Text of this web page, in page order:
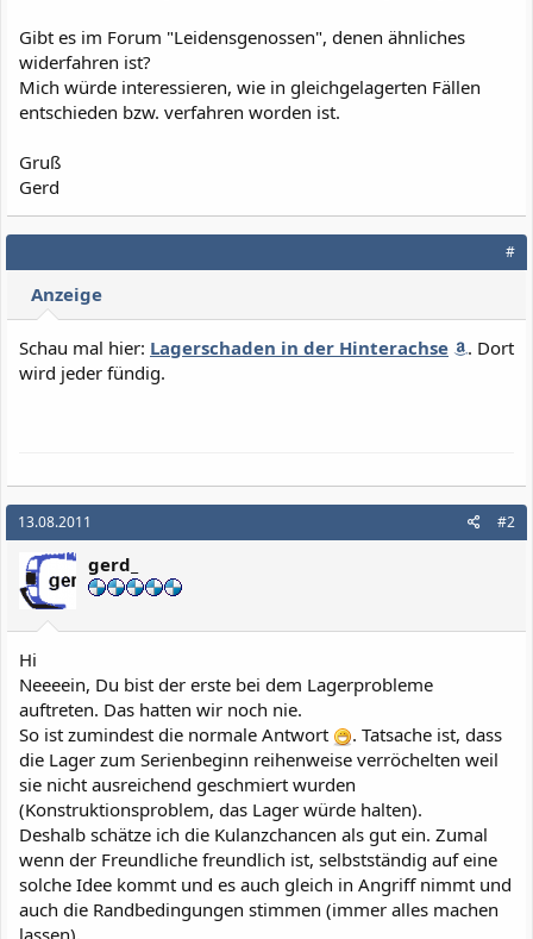
Gibt es im Forum "Leidensgenossen", denen ähnliches
widerfahren ist?
Mich würde interessieren, wie in gleichgelagerten Fällen
entschieden bzw. verfahren worden ist.
Gruß
Gerd
#
Anzeige
Schau mal hier: Lagerschaden in der Hinterachse
. Dort
wird jeder fündig.
13.08.2011 #2
gerd_
Hi
Neeeein, Du bist der erste bei dem Lagerprobleme
auftreten. Das hatten wir noch nie.
So ist zumindest die normale Antwort
. Tatsache ist, dass
die Lager zum Serienbeginn reihenweise verröchelten weil
sie nicht ausreichend geschmiert wurden
(Konstruktionsproblem, das Lager würde halten).
Deshalb schätze ich die Kulanzchancen als gut ein. Zumal
wenn der Freundliche freundlich ist, selbstständig auf eine
solche Idee kommt und es auch gleich in Angriff nimmt und
auch die Randbedingungen stimmen (immer alles machen
lassen).